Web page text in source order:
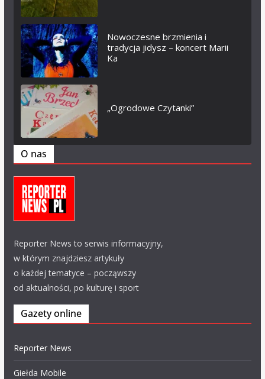
Nowoczesne brzmienia i
tradycja jidysz – koncert Marii
Ka
„Ogrodowe Czytanki”
O nas
Reporter News to serwis informacyjny,
w którym znajdziesz artykuły
o każdej tematyce – począwszy
od aktualności, po kulturę i sport
Gazety online
Reporter News
Giełda Mobile